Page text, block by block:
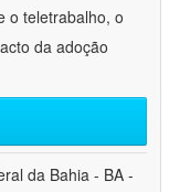
o teletrabalho, o
da adoção
da Bahia - BA -